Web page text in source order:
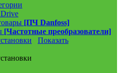
[ПЧ Danfoss]
[Частотные преобразователи]
Показать